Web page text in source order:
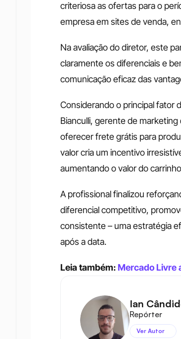
criteriosa as ofertas para o
empresa em sites de venda,
Na avaliação do diretor, este
claramente os diferenciais e
comunicação eficaz das
Considerando o principal fator
Bianculli, gerente de
oferecer frete grátis para
valor cria um incentivo
aumentando o valor do
A profissional finalizou
diferencial competitivo,
consistente – uma estratégia
após a data.
Leia também: Mercado Livre
Ian
Repórter
Ver Autor